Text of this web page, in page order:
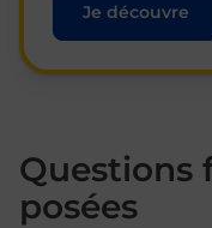
Je découvre
Questions
posées